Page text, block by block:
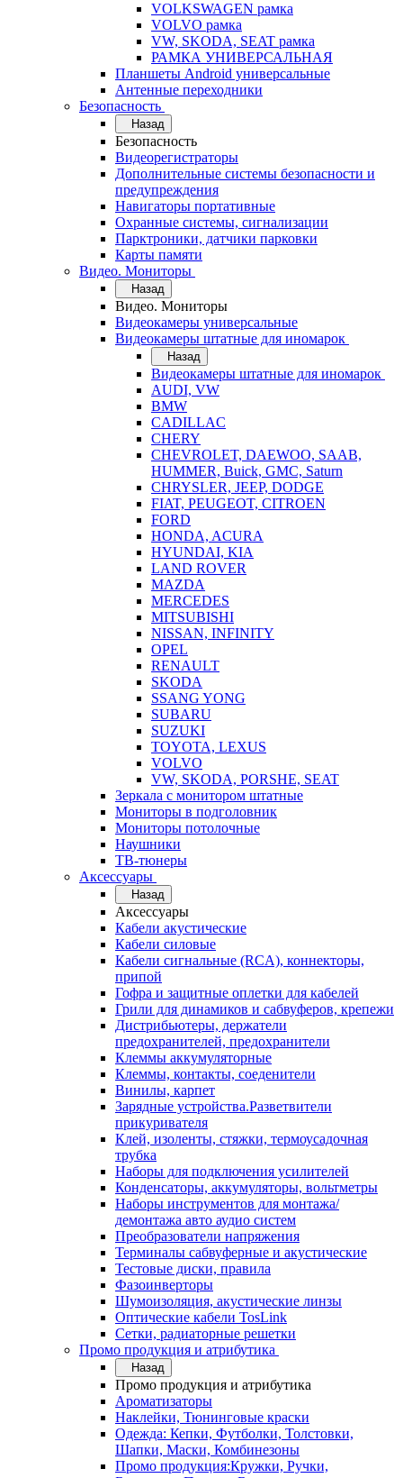
VOLKSWAGEN рамка
VOLVO рамка
VW, SKODA, SEAT рамка
РАМКА УНИВЕРСАЛЬНАЯ
Планшеты Android универсальные
Антенные переходники
Безопасность
Назад
Безопасность
Видеорегистраторы
Дополнительные системы безопасности и
предупреждения
Навигаторы портативные
Охранные системы, сигнализации
Парктроники, датчики парковки
Карты памяти
Видео. Мониторы
Назад
Видео. Мониторы
Видеокамеры универсальные
Видеокамеры штатные для иномарок
Назад
Видеокамеры штатные для иномарок
AUDI, VW
BMW
CADILLAC
CHERY
CHEVROLET, DAEWOO, SAAB,
HUMMER, Buick, GMC, Saturn
CHRYSLER, JEEP, DODGE
FIAT, PEUGEOT, CITROEN
FORD
HONDA, ACURA
HYUNDAI, KIA
LAND ROVER
MAZDA
MERCEDES
MITSUBISHI
NISSAN, INFINITY
OPEL
RENAULT
SKODA
SSANG YONG
SUBARU
SUZUKI
TOYOTA, LEXUS
VOLVO
VW, SKODA, PORSHE, SEAT
Зеркала с монитором штатные
Мониторы в подголовник
Мониторы потолочные
Наушники
ТВ-тюнеры
Аксессуары
Назад
Аксессуары
Кабели акустические
Кабели силовые
Кабели сигнальные (RCA), коннекторы,
припой
Гофра и защитные оплетки для кабелей
Грили для динамиков и сабвуферов, крепежи
Дистрибьютеры, держатели
предохранителей, предохранители
Клеммы аккумуляторные
Клеммы, контакты, соеденители
Винилы, карпет
Зарядные устройства.Разветвители
прикуривателя
Клей, изоленты, стяжки, термоусадочная
трубка
Наборы для подключения усилителей
Конденсаторы, аккумуляторы, вольтметры
Наборы инструментов для монтажа/
демонтажа авто аудио систем
Преобразователи напряжения
Терминалы сабвуферные и акустические
Тестовые диски, правила
Фазоинверторы
Шумоизоляция, акустические линзы
Оптические кабели TosLink
Сетки, радиаторные решетки
Промо продукция и атрибутика
Назад
Промо продукция и атрибутика
Ароматизаторы
Наклейки, Тюнинговые краски
Одежда: Кепки, Футболки, Толстовки,
Шапки, Маски, Комбинезоны
Промо продукция:Кружки, Ручки,